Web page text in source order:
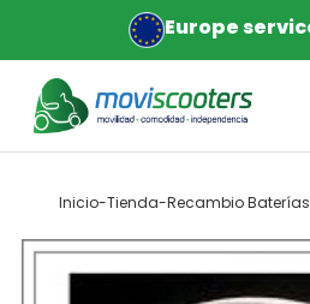
Europe
Inicio-Tienda-Recambio Baterías